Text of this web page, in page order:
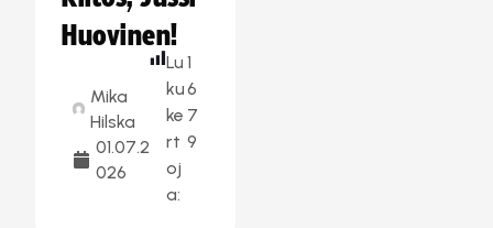
Huovinen!
Mika
Hilska
01.07.2
026
Lu
ku
ke
rt
oj
a:
1
6
7
9